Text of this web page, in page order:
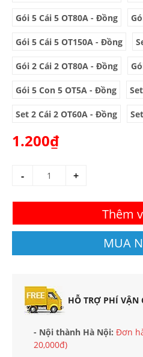
Gói 5 Cái 5 OT80A - Đồng
Gói 5 Cái 5 OT150A - Đồng
Gói 2 Cái 2 OT80A - Đồng
Gói 5 Con 5 OT5A - Đồng
Set 2 Cái 2 OT60A - Đồng
1.200₫
- +
Thêm
MUA
HỖ TRỢ PHÍ VẬN
- Nội thành Hà Nội: Đơn
20,000đ)